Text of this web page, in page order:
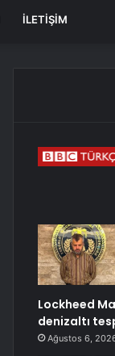
İLETIŞIM
Lockheed
denizaltı
Ağustos 6,